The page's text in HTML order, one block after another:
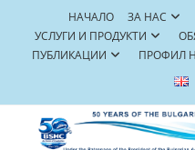
content
НАЧАЛО ЗА НАС
УСЛУГИ И ПРОДУКТИ
ПУБЛИКАЦИИ
ПРОФИЛ